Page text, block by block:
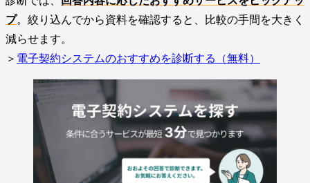
プ。絞り込んでから資料を確認すると、比較の手間を大きく
減らせます。
＞ 電子契約システムのおすすめを診断する（無料）